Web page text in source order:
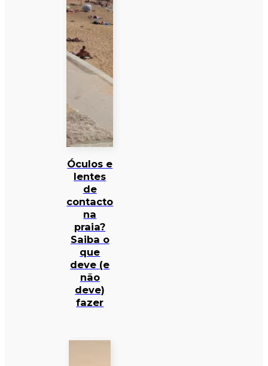
Óculos e
lentes
de
contacto
na
praia?
Saiba o
que
deve (e
não
deve)
fazer